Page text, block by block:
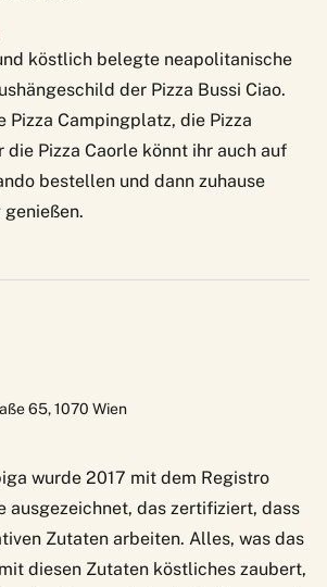
köstlich belegte neapolitanische
der Pizza Bussi Ciao.
Pizza Campingplatz, die Pizza
Pizza Caorle könnt ihr auch auf
bestellen und dann zuhause
65,1070 Wien
wurde 2017 mit dem Registro
ausgezeichnet, das zertifiziert, dass
Zutaten arbeiten. Alles, was das
diesen Zutaten köstliches zaubert,